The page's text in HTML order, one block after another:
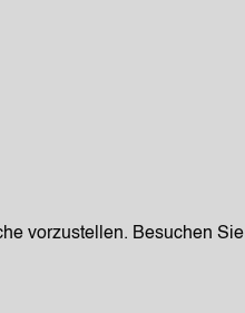
vorzustellen. Besuchen Sie